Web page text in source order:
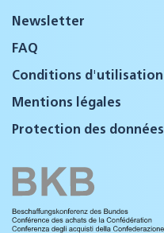
Newsletter
FAQ
Conditions d'utilisation
Mentions légales
Protection des données